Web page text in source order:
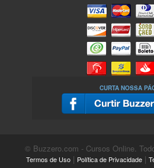
CURTA NOSSA
© Buzzero.com - Cursos Online.
Termos de Uso| Política de Privacidade|